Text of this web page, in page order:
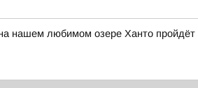
нашем любимом озере Ханто